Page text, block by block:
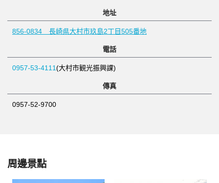
地址
856-0834 長崎県大村市玖島2丁目505番地
電話
0957-53-4111(大村市観光振興課)
傳真
0957-52-9700
周邊景點